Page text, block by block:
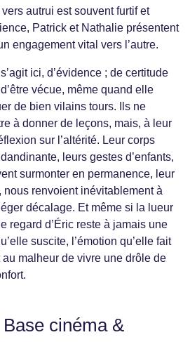
autrui est souvent furtif et
Patrick et Nathalie présentent
engagement vital vers l’autre.
ici, d’évidence ; de certitude
vécue, même quand elle
de bien vilains tours. Ils ne
à donner de leçons, mais, à leur
sur l’altérité. Leur corps
leurs gestes d’enfants,
surmonter en permanence, leur
renvoient inévitablement à
décalage. Et même si la lueur
regard d’Éric reste à jamais une
suscite, l’émotion qu’elle fait
malheur de vivre une drôle de
cinéma &